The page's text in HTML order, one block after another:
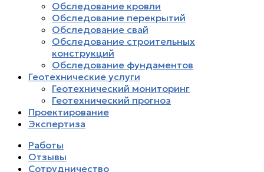
Обследование кровли
Обследование перекрытий
Обследование свай
Обследование строительных
конструкций
Обследование фундаментов
Геотехнические услуги
Геотехнический мониторинг
Геотехнический прогноз
Проектирование
Экспертиза
Работы
Отзывы
Сотрудничество